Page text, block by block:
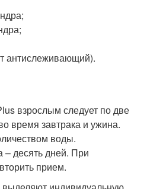
антислеживающий).
взрослым следует по две
время завтрака и ужина.
воды.
– десять дней. При
прием.